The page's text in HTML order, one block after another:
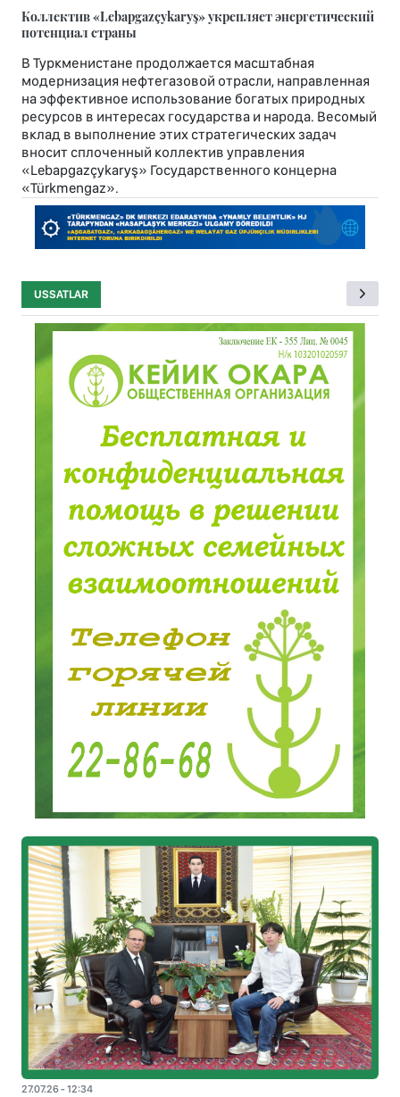
Коллектив «Lebapgazçykaryş» укрепляет энергетический
потенциал страны
В Туркменистане продолжается масштабная
модернизация нефтегазовой отрасли, направленная
на эффективное использование богатых природных
ресурсов в интересах государства и народа. Весомый
вклад в выполнение этих стратегических задач
вносит сплоченный коллектив управления
«Lebapgazçykaryş» Государственного концерна
«Türkmengaz».
USSATLAR
27.07.26 - 12:34